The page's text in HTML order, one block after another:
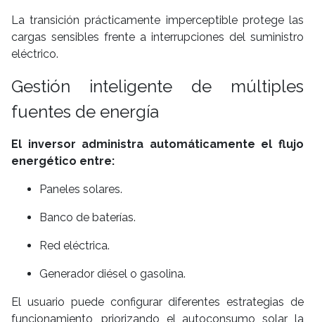
La transición prácticamente imperceptible protege las
cargas sensibles frente a interrupciones del suministro
eléctrico.
Gestión inteligente de múltiples
fuentes de energía
El inversor administra automáticamente el flujo
energético entre:
Paneles solares.
Banco de baterías.
Red eléctrica.
Generador diésel o gasolina.
El usuario puede configurar diferentes estrategias de
funcionamiento, priorizando el autoconsumo solar, la